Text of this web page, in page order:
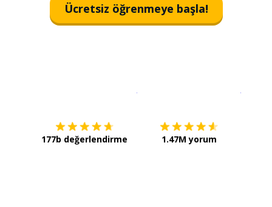
Ücretsiz öğrenmeye başla!
177b değerlendirme 1.47M yorum